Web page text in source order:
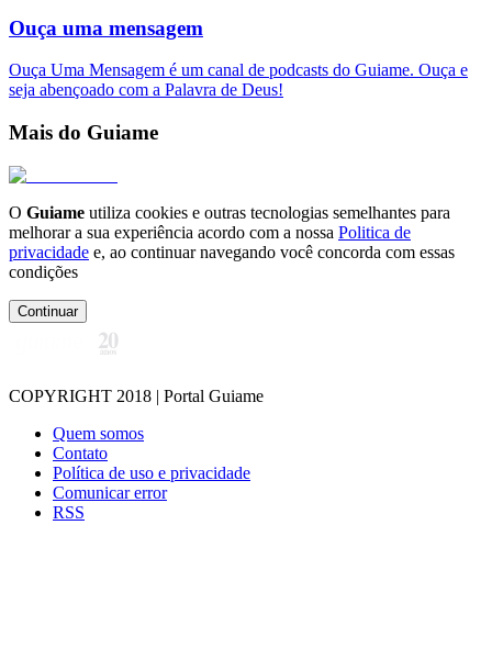
Ouça uma mensagem
Ouça Uma Mensagem é um canal de podcasts do Guiame. Ouça e
seja abençoado com a Palavra de Deus!
Mais do Guiame
O Guiame utiliza cookies e outras tecnologias semelhantes para
melhorar a sua experiência acordo com a nossa Politica de
privacidade e, ao continuar navegando você concorda com essas
condições
Continuar
COPYRIGHT 2018 | Portal Guiame
Quem somos
Contato
Política de uso e privacidade
Comunicar error
RSS